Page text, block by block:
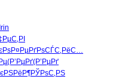
Irin
Р¤РµРґРѕСЃС‚РёС…
(Р’РµРґ(Р’РµРґ
РЎРѕС‚РЅ